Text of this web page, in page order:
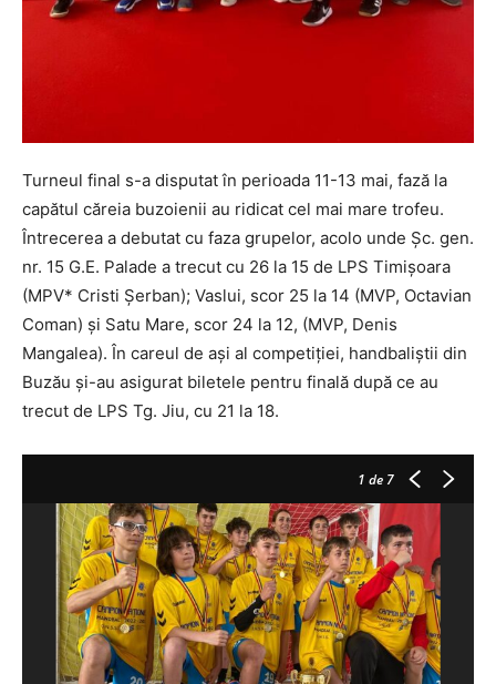
Turneul final s-a disputat în perioada 11-13 mai, fază la
capătul căreia buzoienii au ridicat cel mai mare trofeu.
Întrecerea a debutat cu faza grupelor, acolo unde Şc. gen.
nr. 15 G.E. Palade a trecut cu 26 la 15 de LPS Timişoara
(MPV* Cristi Şerban); Vaslui, scor 25 la 14 (MVP, Octavian
Coman) şi Satu Mare, scor 24 la 12, (MVP, Denis
Mangalea). În careul de aşi al competiţiei, handbaliştii din
Buzău şi-au asigurat biletele pentru finală după ce au
trecut de LPS Tg. Jiu, cu 21 la 18.
1 de 7